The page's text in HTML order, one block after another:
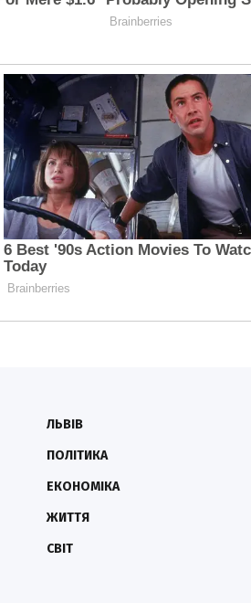
ЛЬВІВ
ПОЛІТИКА
ЕКОНОМІКА
ЖИТТЯ
СВІТ